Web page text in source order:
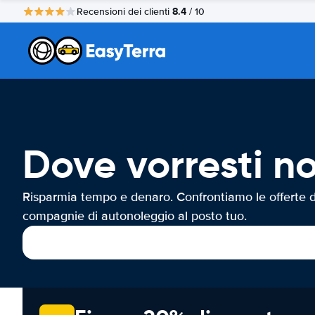
Recensioni dei clienti 8.4 / 10
Dove vorresti
Risparmia tempo e denaro. Confrontiamo le offerte
compagnie di autonoleggio al posto tuo.